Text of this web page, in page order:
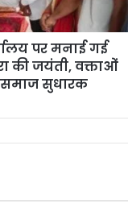
पर मनाई गई
की जयंती, वक्ताओं
सुधारक